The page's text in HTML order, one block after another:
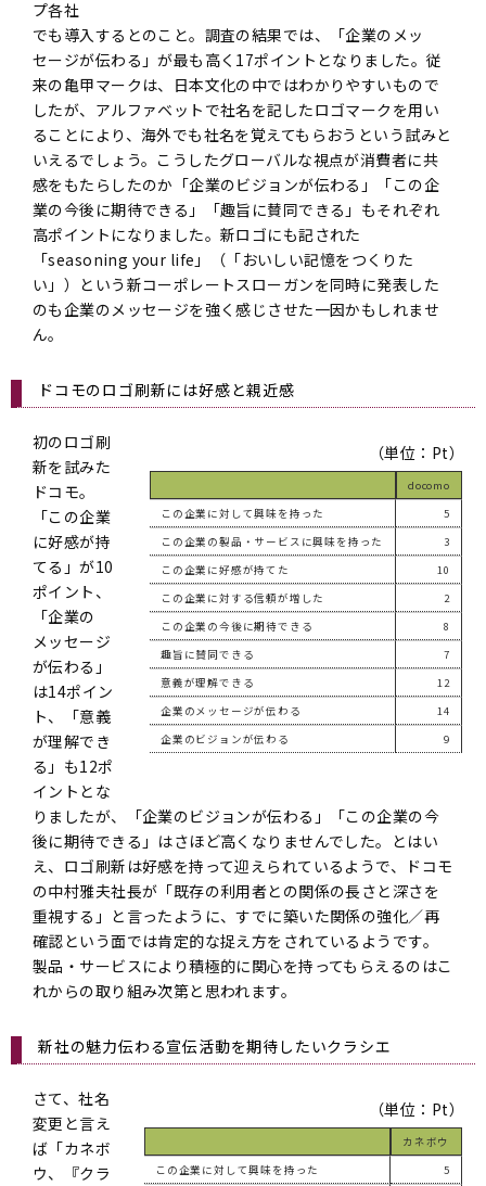
プ各社
でも導入するとのこと。調査の結果では、「企業のメッ
セージが伝わる」が最も高く17ポイントとなりました。従
来の亀甲マークは、日本文化の中ではわかりやすいもので
したが、アルファベットで社名を記したロゴマークを用い
ることにより、海外でも社名を覚えてもらおうという試みと
いえるでしょう。こうしたグローバルな視点が消費者に共
感をもたらしたのか「企業のビジョンが伝わる」「この企
業の今後に期待できる」「趣旨に賛同できる」もそれぞれ
高ポイントになりました。新ロゴにも記された
「seasoning your life」（「おいしい記憶をつくりた
い」）という新コーポレートスローガンを同時に発表した
のも企業のメッセージを強く感じさせた一因かもしれませ
ん。
ドコモのロゴ刷新には好感と親近感
（単位：Pt）
docomo
この企業に対して興味を持った
5
この企業の製品・サービスに興味を持った
3
この企業に好感が持てた
10
この企業に対する信頼が増した
2
この企業の今後に期待できる
8
趣旨に賛同できる
7
意義が理解できる
12
企業のメッセージが伝わる
14
企業のビジョンが伝わる
9
初のロゴ刷
新を試みた
ドコモ。
「この企業
に好感が持
てる」が10
ポイント、
「企業の
メッセージ
が伝わる」
は14ポイン
ト、「意義
が理解でき
る」も12ポ
イントとな
りましたが、「企業のビジョンが伝わる」「この企業の今
後に期待できる」はさほど高くなりませんでした。とはい
え、ロゴ刷新は好感を持って迎えられているようで、ドコモ
の中村雅夫社長が「既存の利用者との関係の長さと深さを
重視する」と言ったように、すでに築いた関係の強化／再
確認という面では肯定的な捉え方をされているようです。
製品・サービスにより積極的に関心を持ってもらえるのはこ
れからの取り組み次第と思われます。
新社の魅力伝わる宣伝活動を期待したいクラシエ
（単位：Pt）
カネボウ
この企業に対して興味を持った
5
さて、社名
変更と言え
ば「カネボ
ウ、『クラ